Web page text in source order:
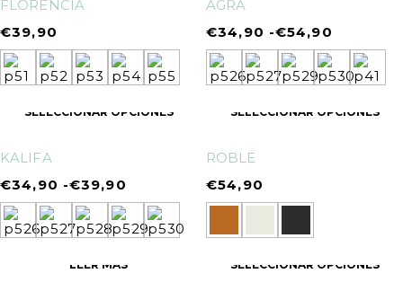
FLORENCIA
€39,90
AGRA
€34,90 -€54,90
SELECCIONAR OPCIONES
KALIFA
€34,90 -€39,90
SELECCIONAR OPCIONES
ROBLE
€54,90
LEER MÁS SELECCIONAR OPCIONES